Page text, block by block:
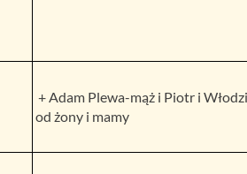
+ Adam Plewa-mąż i Piotr i
od żony i mamy